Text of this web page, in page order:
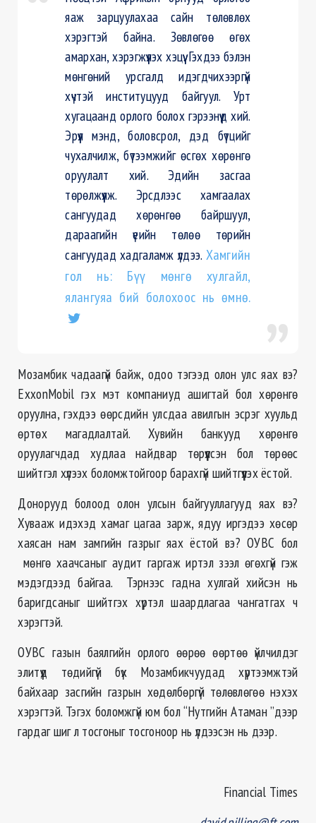
яаж зарцуулахаа сайн төлөвлөх
хэрэгтэй байна. Зөвлөгөө өгөх
амархан, хэрэгжүүлэх хэцүү. Гэхдээ бэлэн
мөнгөний урсгалд идэгдчихээргүй
хүчтэй институцууд байгуул. Урт
хугацаанд орлого болох гэрээнүүд хий.
Эрүүл мэнд, боловсрол, дэд бүтцийг
чухалчилж, бүтээмжийг өсгөх хөрөнгө
оруулалт хий. Эдийн засгаа
төрөлжүүлж. Эрсдлээс хамгаалах
сангуудад хөрөнгөө байршуул,
дараагийн үеийн төлөө төрийн
сангуудад хадгаламж үлдээ. Хамгийн
гол нь: Бүү мөнгө хулгайл,
ялангуяа бий болохоос нь өмнө.
Мозамбик чадаагүй байж, одоо тэгээд олон улс яах вэ?
ExxonMobil гэх мэт компаниуд ашигтай бол хөрөнгө
оруулна, гэхдээ өөрсдийн улсдаа авилгын эсрэг хуульд
өртөх магадлалтай. Хувийн банкууд хөрөнгө
оруулагчдад худлаа найдвар төрүүлсэн бол төрөөс
шийтгэл хүлээх боломжтойгоор барахгүй шийтгүүлэх ёстой.
Донорууд болоод олон улсын байгууллагууд яах вэ?
Хувааж идэхэд хамаг цагаа зарж, ядуу иргэдээ хөсөр
хаясан нам замгийн газрыг яах ёстой вэ? ОУВС бол
мөнгө хаачсаныг аудит гаргаж иртэл зээл өгөхгүй гэж
мэдэгдээд байгаа. Тэрнээс гадна хулгай хийсэн нь
баригдсаныг шийтгэх хүртэл шаардлагаа чангатгах ч
хэрэгтэй.
ОУВС газын баялгийн орлого өөрөө өөртөө үйлчилдэг
элитүүд төдийгүй бүх Мозамбикчуудад хүртээмжтэй
байхаар засгийн газрын хөдөлбөргүй төлөвлөгөө нэхэх
хэрэгтэй. Тэгэх боломжгүй юм бол “Нутгийн Атаман ”дээр
гардаг шиг л тосгоныг тосгоноор нь үлдээсэн нь дээр.
Financial Times